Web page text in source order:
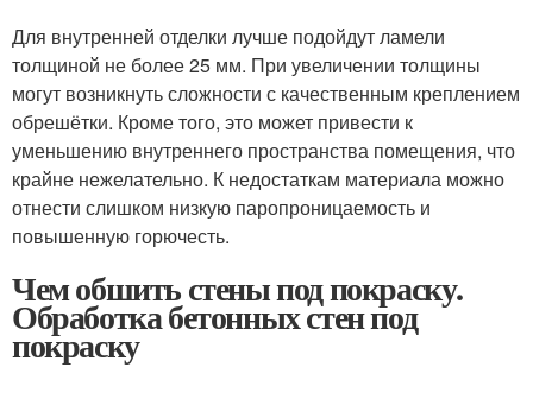
Для внутренней отделки лучше подойдут ламели
толщиной не более 25 мм. При увеличении толщины
могут возникнуть сложности с качественным креплением
обрешётки. Кроме того, это может привести к
уменьшению внутреннего пространства помещения, что
крайне нежелательно. К недостаткам материала можно
отнести слишком низкую паропроницаемость и
повышенную горючесть.
Чем обшить стены под покраску.
Обработка бетонных стен под
покраску